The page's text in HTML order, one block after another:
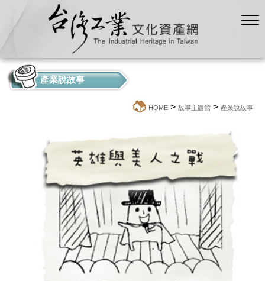
產業說故事
HOME > 故事主題館 > 產業說故事